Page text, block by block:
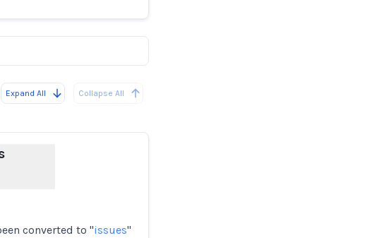
Issues
Expand All Collapse All
converted to "issues"